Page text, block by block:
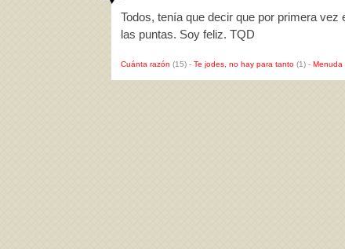
Todos, tenía que decir que por primera
las puntas. Soy feliz. TQD
Cuánta razón (15) - Te jodes, no hay para tanto (1) - Menuda